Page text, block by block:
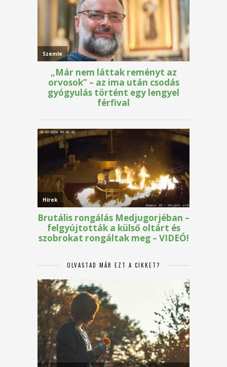
OLVASTAD MÁR EZT A CIKKET?